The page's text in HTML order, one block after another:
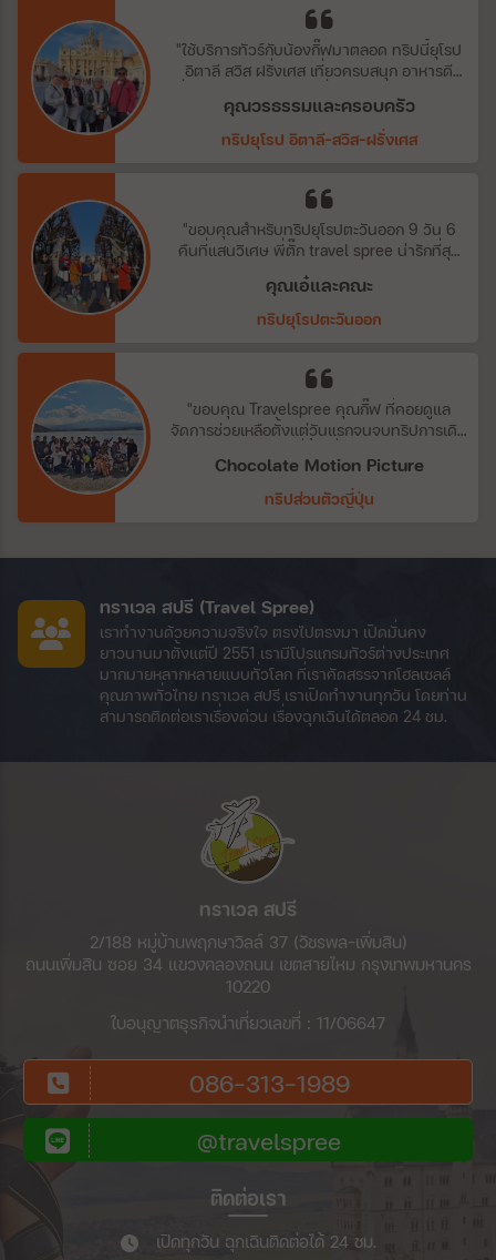
"ใช้บริการทัวร์กับน้องกิ๊ฟมาตลอด ทริปนี้ยุโรป
อิตาลี สวิส ฝรั่งเศส เที่ยวครบสนุก อาหารดี
ครับ"
คุณวรธรรมและครอบครัว
ทริปยุโรป อิตาลี-สวิส-ฝรั่งเศส
"ขอบคุณสำหรับทริปยุโรปตะวันออก 9 วัน 6
คืนที่แสนวิเศษ พี่ตั๊ก travel spree น่ารักที่สุด
บริการทุกระดับประทับใจ พบกันใหม่ทริปถัดไป
กับ travel spree agent ที่สุดแสนน่ารักสำหรับ
ทีมเราจากประสบการณ์ที่ได้รับตลอดระยะเวลา
10+ปี ดูแลกันดุจญาติมิตร"
คุณเอ๋และคณะ
ทริปยุโรปตะวันออก
"ขอบคุณ​ Travelspree คุณกิ๊ฟ​ ที่คอยดูแล
จัดการช่วยเหลือตั้งแต่วันแรกจนจบทริปการเดิน
Chocolate​ ซัพ​พอต​ทุกสิ่งอย่างค่ะ​ ทริปนี้สนุก
แบบเกินเบอร์จริงๆ"
Chocolate Motion Picture
ทริปส่วนตัวญี่ปุ่น
ทราเวล สปรี (Travel Spree)
เราทำงานด้วยความจริงใจ ตรงไปตรงมา เปิดมั่นคง
ยาวนานมาตั้งแต่ปี 2551 เรามีโปรแกรมทัวร์ต่างประเทศ
มากมายหลากหลายแบบทั่วโลก ที่เราคัดสรรจากโฮลเซลล์
คุณภาพทั่วไทย ทราเวล สปรี เราเปิดทำงานทุกวัน โดยท่าน
สามารถติดต่อเราเรื่องด่วน เรื่องฉุกเฉินได้ตลอด 24 ชม.
ทราเวล สปรี
2/188 หมู่บ้านพฤกษาวิลล์ 37 (วัชรพล-เพิ่มสิน)
ถนนเพิ่มสิน ซอย 34 แขวงคลองถนน เขตสายไหม กรุงเทพมหานคร
10220
ใบอนุญาตธุรกิจนำเที่ยวเลขที่ : 11/06647
086-313-1989
@travelspree
ติดต่อเรา
เปิดทุกวัน ฉุกเฉินติดต่อได้ 24 ชม.